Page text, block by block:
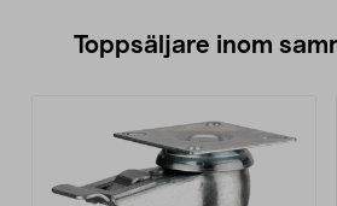
Toppsäljare inom